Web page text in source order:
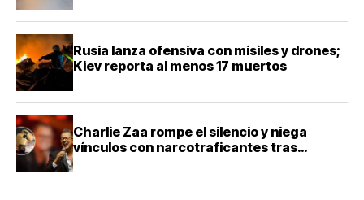
Rusia lanza ofensiva con misiles y drones;
Kiev reporta al menos 17 muertos
Charlie Zaa rompe el silencio y niega
vínculos con narcotraficantes tras